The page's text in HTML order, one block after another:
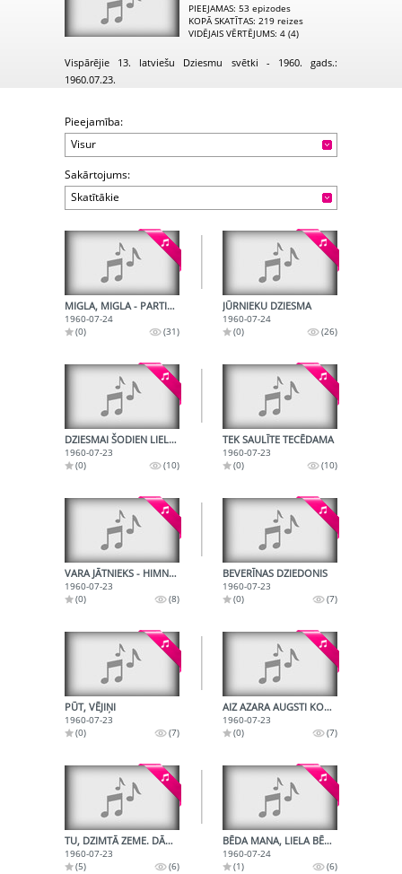
PIEEJAMAS: 53 epizodes
KOPĀ SKATĪTAS: 219 reizes
VIDĒJAIS VĒRTĒJUMS: 4 (4)
Vispārējie 13. latviešu Dziesmu svētki - 1960. gads.:
1960.07.23.
Pieejamība:
Visur
Sakārtojums:
Skatītākie
MIGLA, MIGLA - PARTIZĀNU DZIESMA
1960-07-24
(0)
(31)
JŪRNIEKU DZIESMA
1960-07-24
(0)
(26)
DZIESMAI ŠODIEN LIELA DIENA
1960-07-23
(0)
(10)
TEK SAULĪTE TECĒDAMA
1960-07-23
(0)
(10)
VARA JĀTNIEKS - HIMNA VARENAI PILSĒTAI
1960-07-23
(0)
(8)
BEVERĪNAS DZIEDONIS
1960-07-23
(0)
(7)
PŪT, VĒJIŅI
1960-07-23
(0)
(7)
AIZ AZARA AUGSTI KOLNI
1960-07-23
(0)
(7)
TU, DZIMTĀ ZEME. DĀRGA MAN
1960-07-23
(5)
(6)
BĒDA MANA, LIELA BĒDA
1960-07-24
(1)
(6)